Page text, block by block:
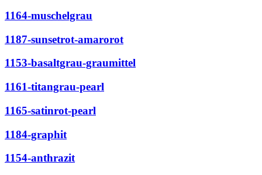
1164-muschelgrau
1187-sunsetrot-amarorot
1153-basaltgrau-graumittel
1161-titangrau-pearl
1165-satinrot-pearl
1184-graphit
1154-anthrazit